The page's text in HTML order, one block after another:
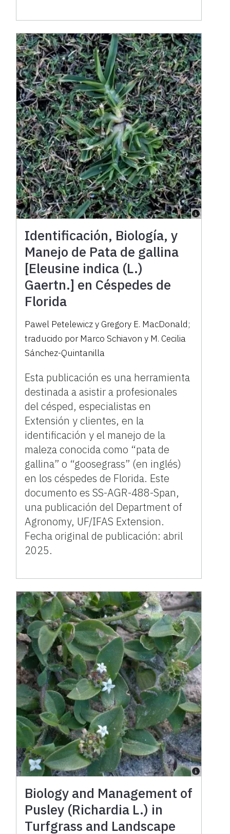
Identificación, Biología, y
Manejo de Pata de gallina
[Eleusine indica (L.)
Gaertn.] en Céspedes de
Florida
Pawel Petelewicz y Gregory E. MacDonald;
traducido por Marco Schiavon y M. Cecilia
Sánchez-Quintanilla
Esta publicación es una herramienta
destinada a asistir a profesionales
del césped, especialistas en
Extensión y clientes, en la
identificación y el manejo de la
maleza conocida como “pata de
gallina” o “goosegrass” (en inglés)
en los céspedes de Florida. Este
documento es SS-AGR-488-Span,
una publicación del Department of
Agronomy, UF/IFAS Extension.
Fecha original de publicación: abril
2025.
Biology and Management of
Pusley (Richardia L.) in
Turfgrass and Landscape